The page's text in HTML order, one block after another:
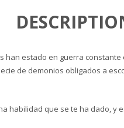
han estado en guerra
de demonios obligados a
habilidad que se te ha dado, y